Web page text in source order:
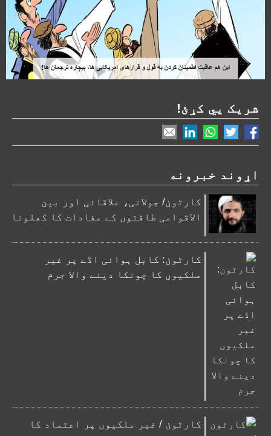
شریک یي کړئ!
اړوند خبرونه
کارٹون/ جولانی، علاقائی اور بین
الاقوامی طاقتوں کے مفادات کا کھلونا
کارٹون: کابل ہوائی اڈے پر غیر
ملکیوں کا چونکا دینے والا جرم
کارٹون / غیر ملکیوں پر اعتماد کا